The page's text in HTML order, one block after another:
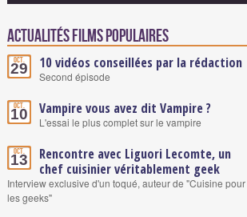
Actualités Films populaires
Oct.
29 10 vidéos conseillées par la rédaction
Second épisode
Oct.
10 Vampire vous avez dit Vampire ?
L'essai le plus complet sur le vampire
Oct.
13
Rencontre avec Liguori Lecomte, un
chef cuisinier véritablement geek
Interview exclusive d'un toqué, auteur de "Cuisine pour
les geeks"